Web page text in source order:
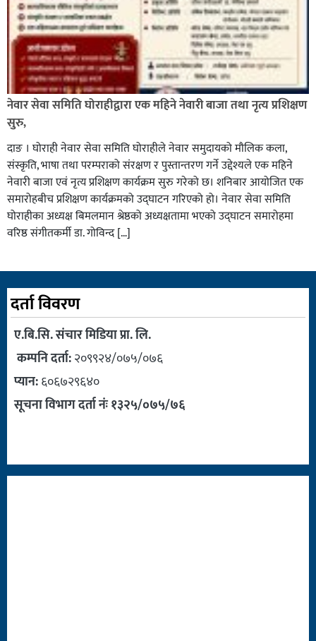
नेवार सेवा समिति घोराहीद्वारा एक महिने नेवारी बाजा तथा नृत्य प्रशिक्षण
सुरु,
दाङ । घोराही नेवार सेवा समिति घोराहीले नेवार समुदायको मौलिक कला,
संस्कृति, भाषा तथा परम्पराको संरक्षण र पुस्तान्तरण गर्ने उद्देश्यले एक महिने
नेवारी बाजा एवं नृत्य प्रशिक्षण कार्यक्रम सुरु गरेको छ। शनिबार आयोजित एक
समारोहबीच प्रशिक्षण कार्यक्रमको उद्घाटन गरिएको हो। नेवार सेवा समिति
घोराहीका अध्यक्ष बिमलमान श्रेष्ठको अध्यक्षतामा भएको उद्घाटन समारोहमा
वरिष्ठ संगीतकर्मी डा. गोविन्द […]
दर्ता विवरण
ए.बि.सि. संचार मिडिया प्रा. लि.
कम्पनि दर्ता:२०९९२४/०७५/०७६
प्यान:६०६७२९६४०
सूचना विभाग दर्ता नंः १३२५/०७५/७६